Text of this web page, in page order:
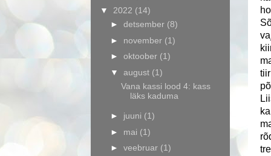
▼ 2022 (14)
► detsember (8)
► november (1)
► oktoober (1)
▼ august (1)
Vana kassi lood 4: kass
läks kaduma
► juuni (1)
► mai (1)
► veebruar (1)